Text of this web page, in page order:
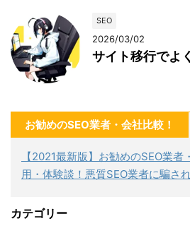
SEO
2026/03/02
サイト移行でよ
お勧めのSEO業者・会社比較！
【2021最新版】お勧めのSEO業
用・体験談！悪質SEO業者に騙さ
カテゴリー